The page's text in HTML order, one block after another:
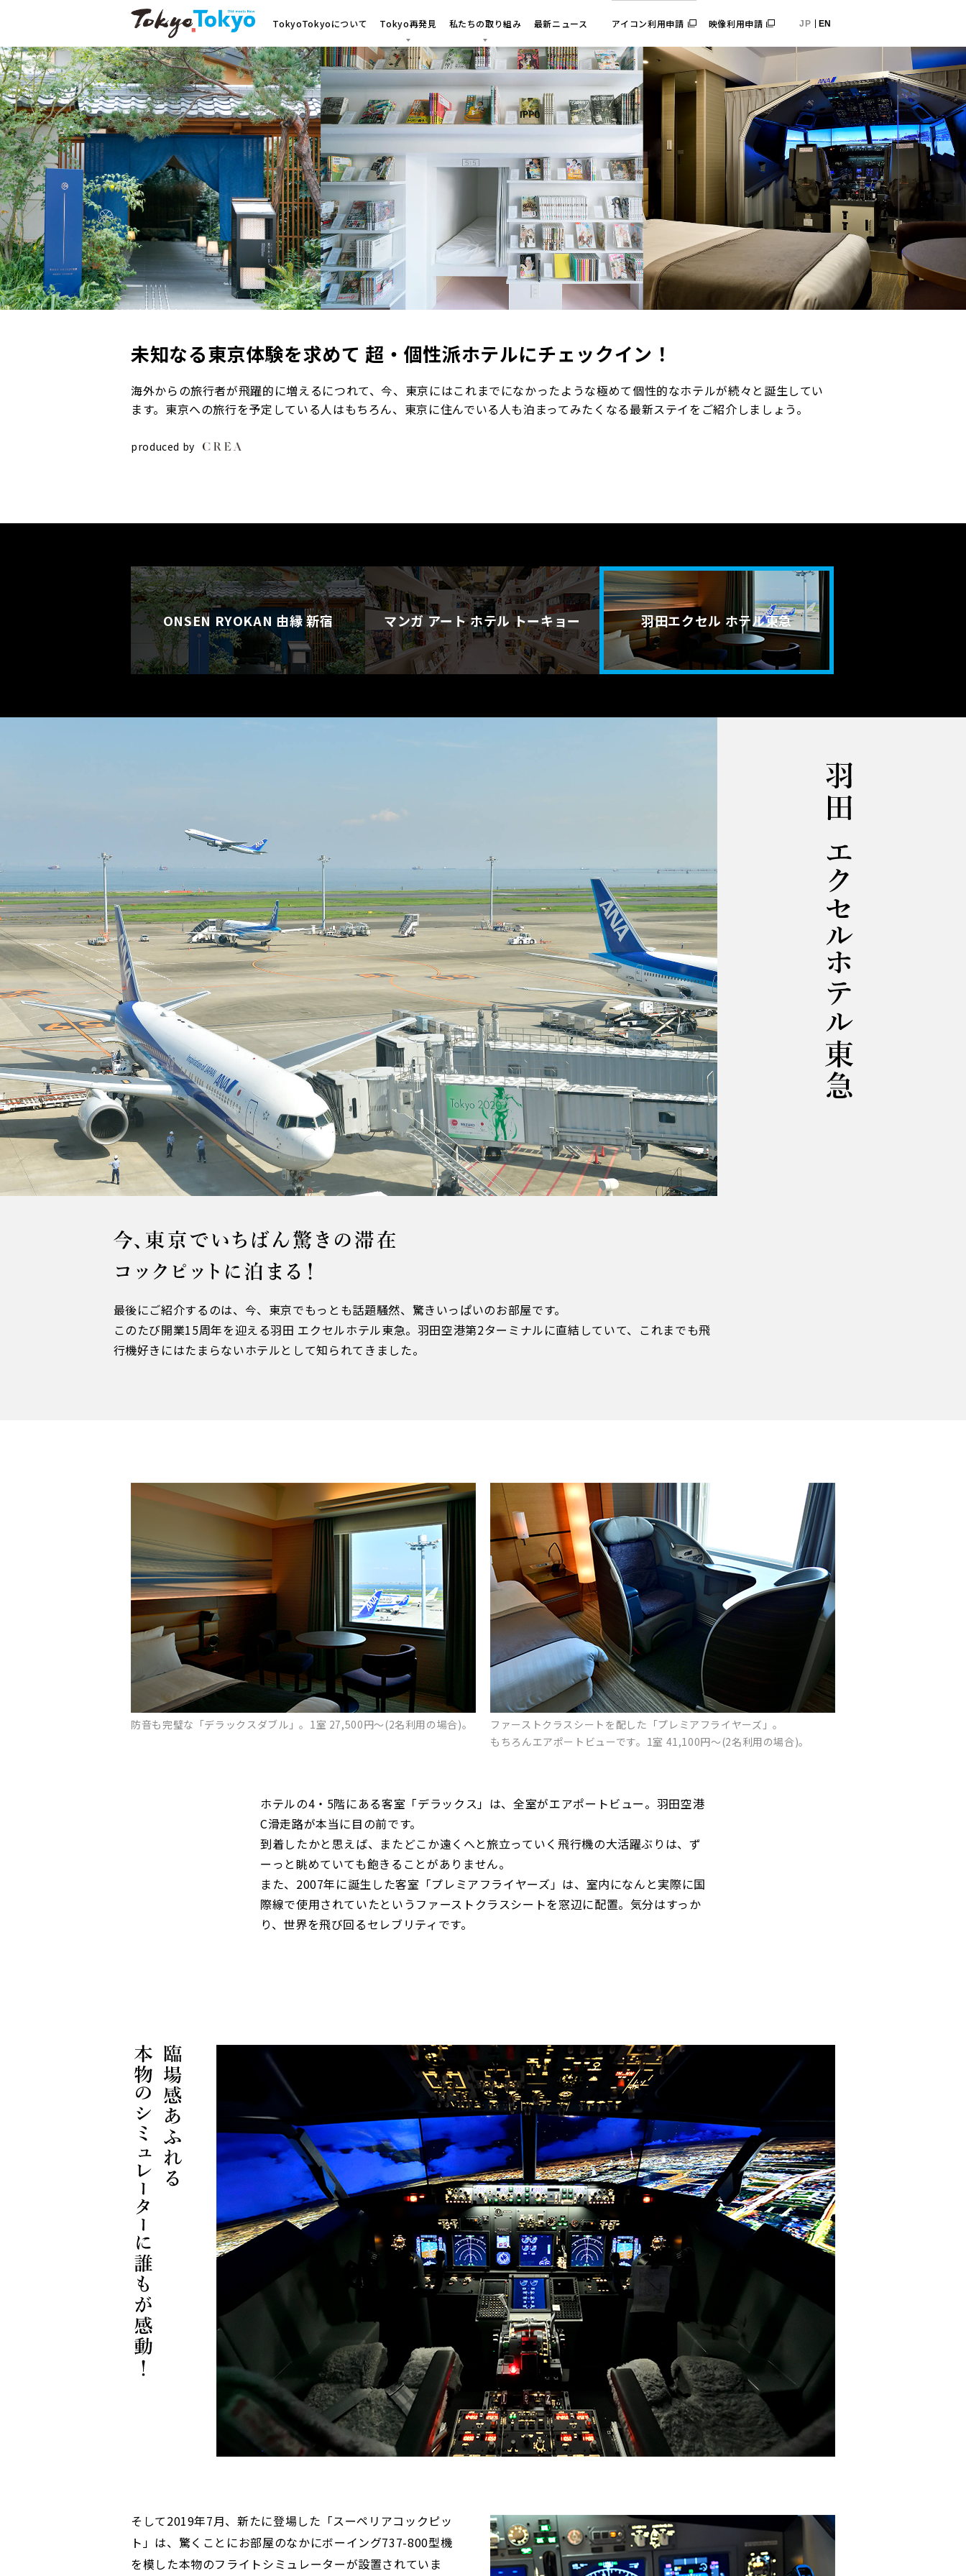
TokyoTokyoについて Tokyo再発見
メディアコラボ 都内各地域の未来へ向けた取り組み
私たちの取り組み
取り組み・活動レポート キャンペーン 東京おみやげ 東京観光大使
最新ニュース アイコン利用申請 映像利用申請 JP EN
未知なる東京体験を求めて 超・個性派ホテルにチェックイン！
海外からの旅行者が飛躍的に増えるにつれて、今、東京にはこれまでになかったような極めて個性的なホテルが続々と誕生してい
ます。東京への旅行を予定している人はもちろん、東京に住んでいる人も泊まってみたくなる最新ステイをご紹介しましょう。
produced by
ONSEN RYOKAN 由縁 新宿 マンガ アートホテル トーキョー 羽田エクセルホテル東急
最後にご紹介するのは、今、東京でもっとも話題騒然、驚きいっぱいのお部屋です。
このたび開業15周年を迎える羽田 エクセルホテル東急。羽田空港第2ターミナルに直結していて、これまでも飛
行機好きにはたまらないホテルとして知られてきました。
防音も完璧な「デラックスダブル」。1室 27,500円～(2名利用の場合)。
ファーストクラスシートを配した「プレミアフライヤーズ」。
もちろんエアポートビューです。1室 41,100円～(2名利用の場合)。
ホテルの4・5階にある客室「デラックス」は、全室がエアポートビュー。羽田空港
C滑走路が本当に目の前です。
到着したかと思えば、またどこか遠くへと旅立っていく飛行機の大活躍ぶりは、ず
ーっと眺めていても飽きることがありません。
また、2007年に誕生した客室「プレミアフライヤーズ」は、室内になんと実際に国
際線で使用されていたというファーストクラスシートを窓辺に配置。気分はすっか
り、世界を飛び回るセレブリティです。
そして2019年7月、新たに登場した「スーペリアコックピッ
ト」は、驚くことにお部屋のなかにボーイング737-800型機
を模した本物のフライトシミュレーターが設置されていま